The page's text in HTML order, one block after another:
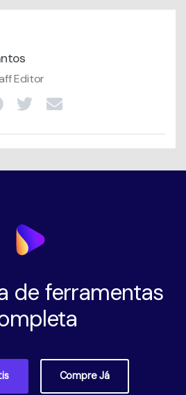
Editor
de ferramentas
Compre Já